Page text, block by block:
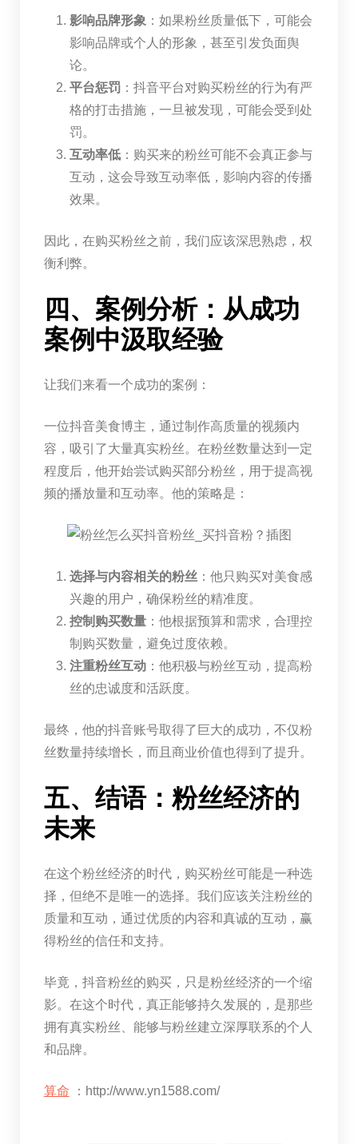
影响品牌形象 ：如果粉丝质量低下，可能会
影响品牌或个人的形象，甚至引发负面舆
论。
平台惩罚：抖音平台对购买粉丝的行为有严
格的打击措施，一旦被发现，可能会受到处
罚。
互动率低：购买来的粉丝可能不会真正参与
互动，这会导致互动率低，影响内容的传播
效果。
因此，在购买粉丝之前，我们应该深思熟虑，权
衡利弊。
四、案例分析：从成功
案例中汲取经验
让我们来看一个成功的案例：
一位抖音美食博主，通过制作高质量的视频内
容，吸引了大量真实粉丝。在粉丝数量达到一定
程度后，他开始尝试购买部分粉丝，用于提高视
频的播放量和互动率。他的策略是：
选择与内容相关的粉丝：他只购买对美食感
兴趣的用户，确保粉丝的精准度。
控制购买数量：他根据预算和需求，合理控
制购买数量，避免过度依赖。
注重粉丝互动：他积极与粉丝互动，提高粉
丝的忠诚度和活跃度。
最终，他的抖音账号取得了巨大的成功，不仅粉
丝数量持续增长，而且商业价值也得到了提升。
五、结语：粉丝经济的
未来
在这个粉丝经济的时代，购买粉丝可能是一种选
择，但绝不是唯一的选择。我们应该关注粉丝的
质量和互动，通过优质的内容和真诚的互动，赢
得粉丝的信任和支持。
毕竟，抖音粉丝的购买，只是粉丝经济的一个缩
影。在这个时代，真正能够持久发展的，是那些
拥有真实粉丝、能够与粉丝建立深厚联系的个人
和品牌。
算命 ：http://www.yn1588.com/